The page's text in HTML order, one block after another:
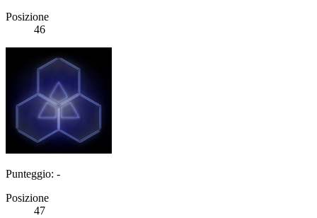
Posizione
46
Punteggio: -
Posizione
47